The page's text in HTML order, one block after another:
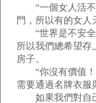
“一個女人活不
門，所以有的女人
“世界是不安全
所以我們總希望存
房子。
“你沒有價值！”
需要通過名牌衣服
如果我們對自己